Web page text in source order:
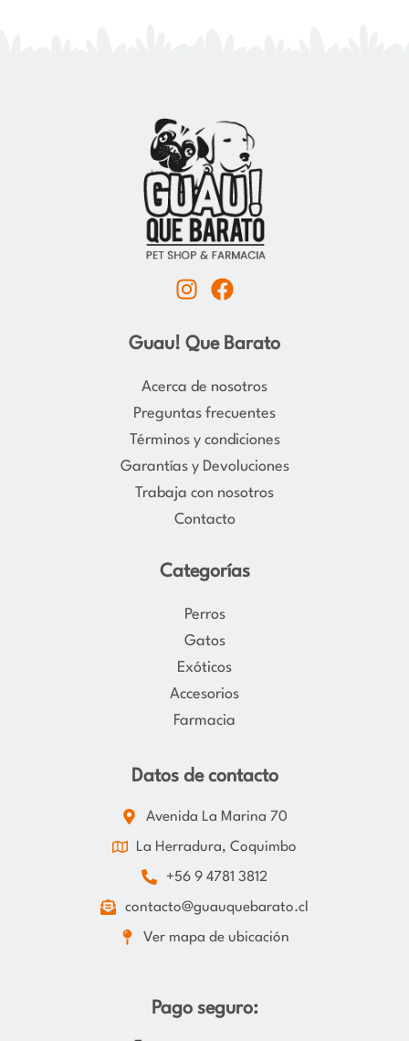
I
s
t
a
r
a
m
F
c
e
b
o
k
Guau! Que Barato
Acerca de nosotros
Preguntas frecuentes
Términos y condiciones
Garantías y Devoluciones
Trabaja con nosotros
Contacto
Categorías
Perros
Gatos
Exóticos
Accesorios
Farmacia
Datos de contacto
Avenida La Marina 70
La Herradura, Coquimbo
+56 9 4781 3812
contacto@guauquebarato.cl
Ver mapa de ubicación
Pago seguro: